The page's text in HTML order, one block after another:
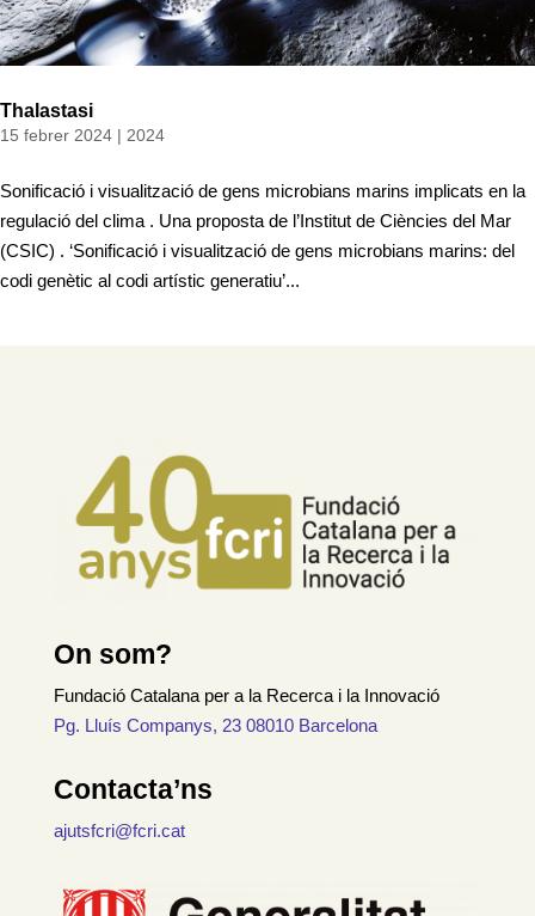
Thalastasi
15 febrer 2024 | 2024
Sonificació i visualització de gens microbians marins implicats en la
regulació del clima . Una proposta de l’Institut de Ciències del Mar
(CSIC) . ‘Sonificació i visualització de gens microbians marins: del
codi genètic al codi artístic generatiu’...
On som?
Fundació Catalana per a la Recerca i la Innovació
Pg. Lluís Companys, 23 08010 Barcelona
Contacta’ns
ajutsfcri@fcri.cat